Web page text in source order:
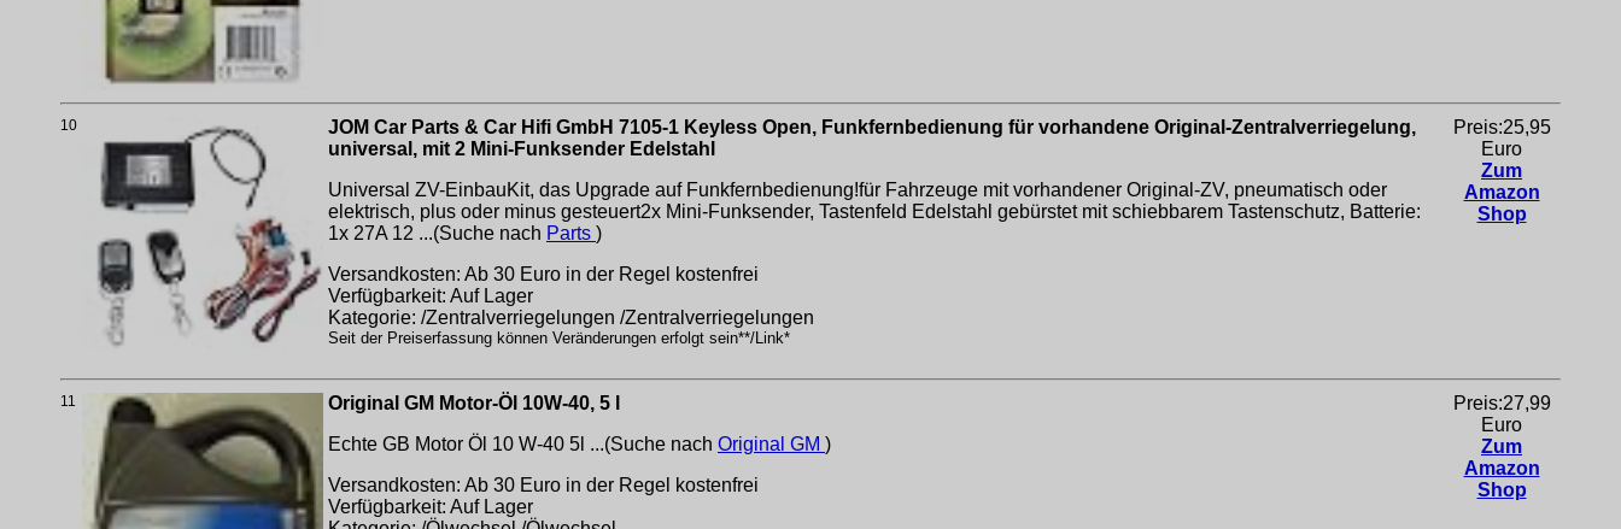
10
JOM Car Parts & Car Hifi GmbH 7105-1 Keyless Open, Funkfernbedienung für vorhandene Original-Zentralverriegelung,
universal, mit 2 Mini-Funksender Edelstahl
Universal ZV-EinbauKit, das Upgrade auf Funkfernbedienung!für Fahrzeuge mit vorhandener Original-ZV, pneumatisch oder
elektrisch, plus oder minus gesteuert2x Mini-Funksender, Tastenfeld Edelstahl gebürstet mit schiebbarem Tastenschutz, Batterie:
1x 27A 12 ...(Suche nach Parts )
Versandkosten: Ab 30 Euro in der Regel kostenfrei
Verfügbarkeit: Auf Lager
Kategorie: /Zentralverriegelungen /Zentralverriegelungen
Seit der Preiserfassung können Veränderungen erfolgt sein**/Link*
Preis:25,95
Euro
Zum
Amazon
Shop
11
Original GM Motor-Öl 10W-40, 5 l
Echte GB Motor Öl 10 W-40 5l ...(Suche nach Original GM )
Versandkosten: Ab 30 Euro in der Regel kostenfrei
Verfügbarkeit: Auf Lager
Preis:27,99
Euro
Zum
Amazon
Shop